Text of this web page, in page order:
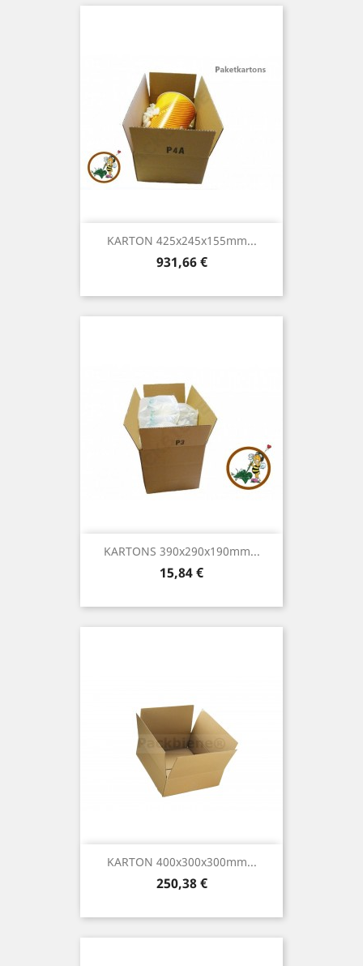
KARTON 425x245x155mm...
Preis
931,66 €
KARTONS 390x290x190mm...
Preis
15,84 €
KARTON 400x300x300mm...
Preis
250,38 €